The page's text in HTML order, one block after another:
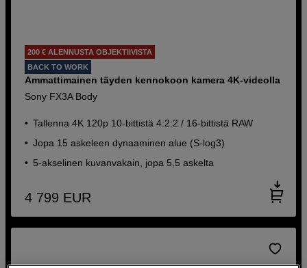
200 € ALENNUSTA OBJEKTIIVISTA
BACK TO WORK
Ammattimainen täyden kennokoon kamera 4K-videolla
Sony FX3A Body
Tallenna 4K 120p 10-bittistä 4:2:2 / 16-bittistä RAW
Jopa 15 askeleen dynaaminen alue (S-log3)
5-akselinen kuvanvakain, jopa 5,5 askelta
4 799 EUR